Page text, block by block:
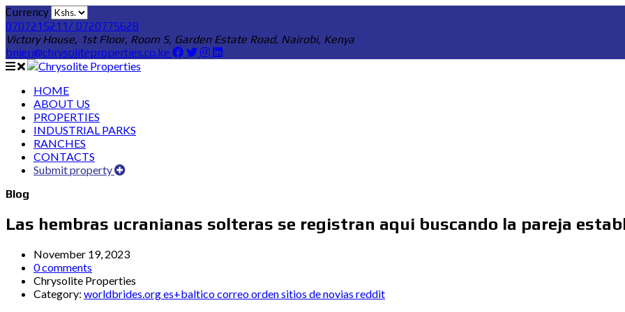
Currency
0707215211/ 0720775628
Victory House, 1st Floor, Room 5, Garden Estate Road, Nairobi, Kenya
bnjeri@chrysoliteproperties.co.ke
HOME
ABOUT US
PROPERTIES
INDUSTRIAL PARKS
RANCHES
CONTACTS
Submit property
Blog
Las hembras ucranianas solteras se registran aqui buscando la pareja
November 19, 2023
0 comments
Chrysolite Properties
Category: worldbrides.org es+baltico correo orden sitios de novias reddit